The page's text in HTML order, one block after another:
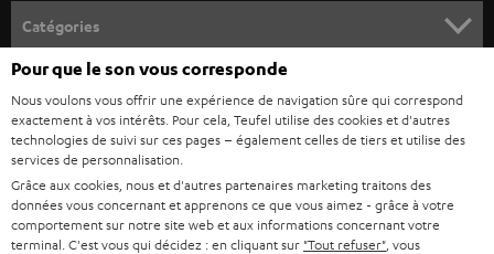
o
u
s
à
l
a
n
Catégories
HOME CINEMA
SYSTEMES COMPLETS HOME CINEMA
BARRES DE SON
STEREO
SUPPORT
CARRIÈRE
PRESSE
Boutiques en ligne Teufel
ALLEMAGNE
Pour que le son vous corresponde
Nous voulons vous offrir une expérience de navigation sûre qui correspond
exactement à vos intérêts. Pour cela, Teufel utilise des cookies et d'autres
technologies de suivi sur ces pages – également celles de tiers et utilise des
services de personnalisation.
Grâce aux cookies, nous et d'autres partenaires marketing traitons des
données vous concernant et apprenons ce que vous aimez - grâce à votre
comportement sur notre site web et aux informations concernant votre
terminal. C'est vous qui décidez : en cliquant sur "Tout refuser" , vous